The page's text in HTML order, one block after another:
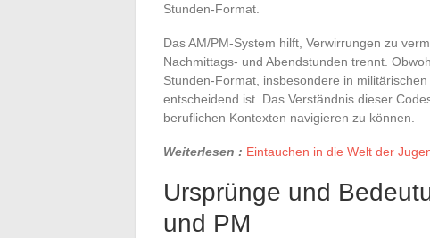
Stunden-Format.
Das AM/PM-System hilft, Verwirrungen zu
Nachmittags- und Abendstunden trennt.
Stunden-Format, insbesondere in
entscheidend ist. Das Verständnis dieser
beruflichen Kontexten navigieren zu können.
Weiterlesen : Eintauchen in die Welt der
Ursprünge und
und PM